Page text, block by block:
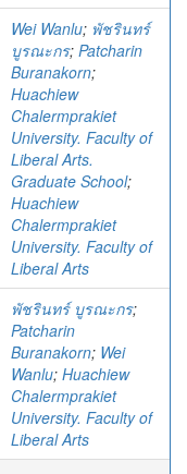
Wei Wanlu; พัชรินทร์
บูรณะกร; Patcharin
Buranakorn;
Huachiew
Chalermprakiet
University. Faculty of
Liberal Arts.
Graduate School;
Huachiew
Chalermprakiet
University. Faculty of
Liberal Arts
พัชรินทร์ บูรณะกร;
Patcharin
Buranakorn; Wei
Wanlu; Huachiew
Chalermprakiet
University. Faculty of
Liberal Arts